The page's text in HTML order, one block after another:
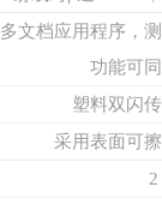
多文档应用程序，
功能可
塑料双闪
采用表面可
2